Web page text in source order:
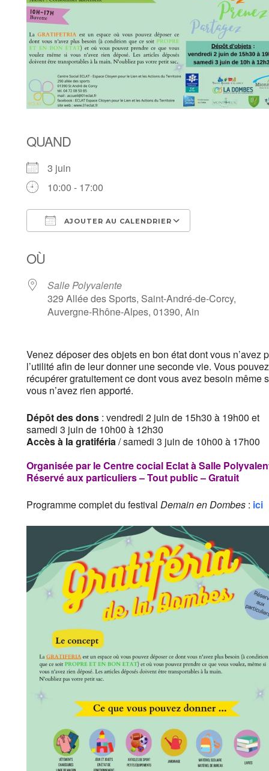
QUAND
3 juin
10:00 - 17:00
AJOUTER AU CALENDRIER
OÙ
Salle Polyvalente
329 Allée des Sports, Saint-André-de-Corcy,
Auvergne-Rhône-Alpes, 01390, Ain
Venez déposer des objets en bon état dont vous n’avez
l’utilitéafin de leur donner une seconde vie. Vous pouvez
récupérer gratuitement ce dont vous avez besoin même
vous n’avez rien apporté.
Dépôt des dons: vendredi 2 juin de 15h30 à 19h00 et
samedi 3 juin de 10h00 à 12h30
Accès à lagratiféria/ samedi 3 juin de 10h00 à 17h00
Organisée par le Centre cocial Eclat à Salle
Réservé aux particuliers –Tout public – Gratuit
Programme complet du festival Demain en Dombes: ici